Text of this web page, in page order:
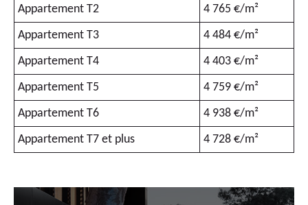
Appartement T2
4 765 €/m²
Appartement T3
4 484 €/m²
Appartement T4
4 403 €/m²
Appartement T5
4 759 €/m²
Appartement T6
4 938 €/m²
Appartement T7 et plus
4 728 €/m²